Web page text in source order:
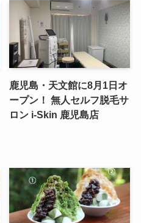
鹿児島・天文館に8月1日オ
ープン！ 無人セルフ脱毛サ
ロン i-Skin 鹿児島店